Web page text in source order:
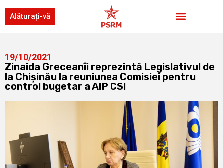
Alăturați-vă
19/10/2021
Zinaida Greceanîi reprezintă Legislativul de
la Chișinău la reuniunea Comisiei pentru
control bugetar a AIP CSI